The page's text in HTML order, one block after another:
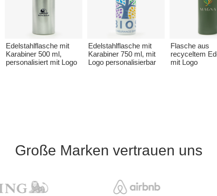
Edelstahlflasche mit
Karabiner 500 ml,
personalisiert mit Logo
Edelstahlflasche mit
Karabiner 750 ml, mit
Logo personalisierbar
Flasche aus
recyceltem
mit Logo
Große Marken vertrauen uns